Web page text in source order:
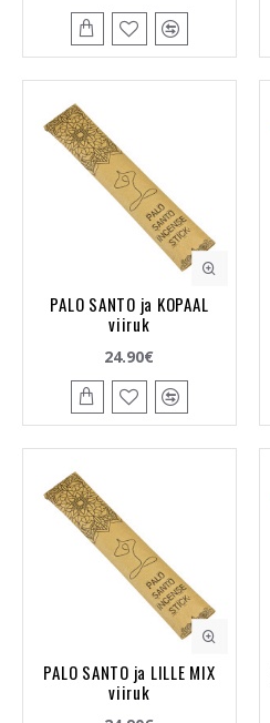
PALO SANTO ja KOPAAL
viiruk
24.90€
PALO SANTO ja LILLE MIX
viiruk